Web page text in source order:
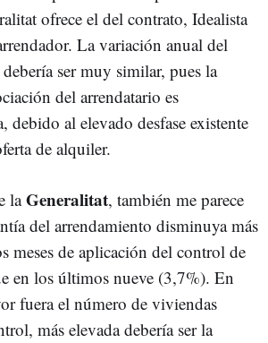
ofrece el del contrato, Idealista
La variación anual del
ser muy similar, pues la
del arrendatario es
debido al elevado desfase existente
de alquiler.
laGeneralitat, también me parece
del arrendamiento disminuya más
meses de aplicación del control de
en los últimos nueve (3,7%). En
fuera el número de viviendas
más elevada debería ser la